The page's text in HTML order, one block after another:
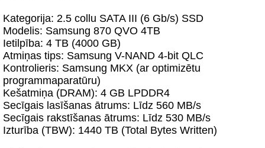
Kategorija: 2.5 collu SATA III (6 Gb/s) SSD
Modelis: Samsung 870 QVO 4TB
Ietilpība: 4 TB (4000 GB)
Atmiņas tips: Samsung V-NAND 4-bit QLC
Kontrolieris: Samsung MKX (ar optimizētu
programmaparatūru)
Kešatmiņa (DRAM): 4 GB LPDDR4
Secīgais lasīšanas ātrums: Līdz 560 MB/s
Secīgais rakstīšanas ātrums: Līdz 530 MB/s
Izturība (TBW): 1440 TB (Total Bytes Written)